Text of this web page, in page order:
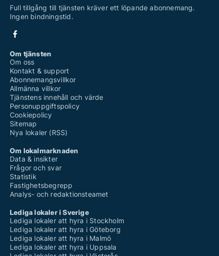
Full tillgång till tjänsten kräver ett löpande abonnemang.
Ingen bindningstid.
Om tjänsten
Om oss
Kontakt & support
Abonnemangsvillkor
Allmänna villkor
Tjänstens innehåll och värde
Personuppgiftspolicy
Cookiepolicy
Sitemap
Nya lokaler (RSS)
Om lokalmarknaden
Data & insikter
Frågor och svar
Statistik
Fastighetsbegrepp
Analys- och redaktionsteamet
Lediga lokaler i Sverige
Lediga lokaler att hyra i Stockholm
Lediga lokaler att hyra i Göteborg
Lediga lokaler att hyra i Malmö
Lediga lokaler att hyra i Uppsala